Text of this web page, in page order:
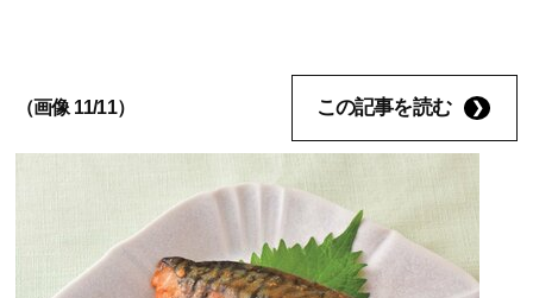
（画像 11/11） この記事を読む